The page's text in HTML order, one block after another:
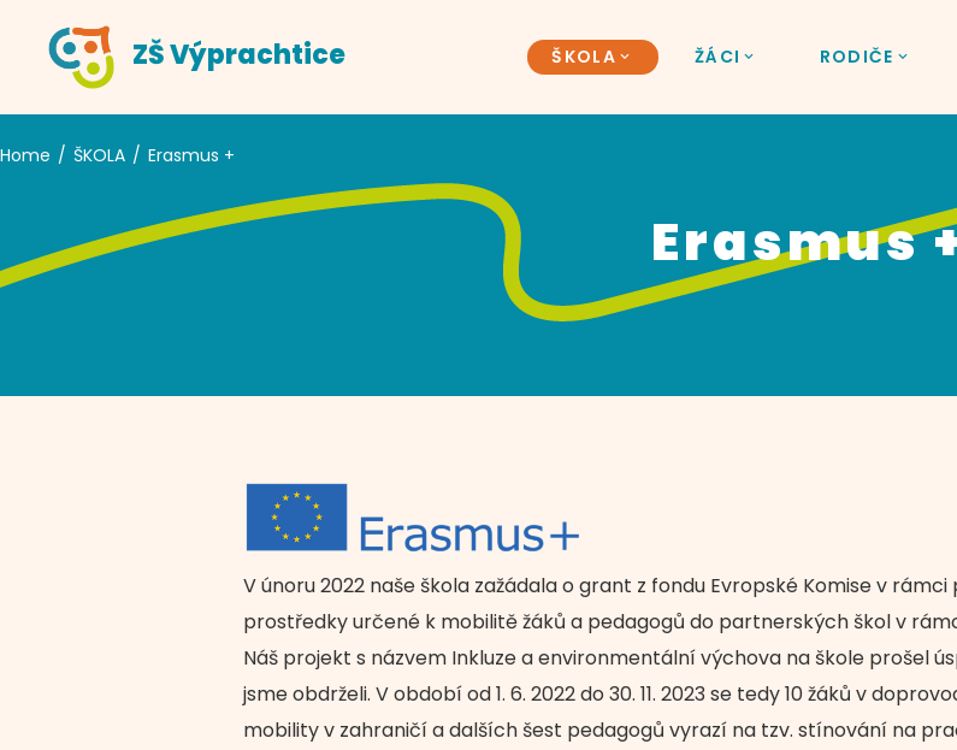
ZŠ Výprachtice ŠKOLA ŽÁCI RODIČE
Erasmus
Home ŠKOLA Erasmus +
V únoru 2022 naše škola zažádala o grant z fondu Evropské Komise v
prostředky určené k mobilitě žáků a pedagogů do partnerských škol v
Náš projekt s názvem Inkluze a environmentální výchova na škole prošel
jsme obdrželi. V období od 1. 6. 2022 do 30. 11. 2023 se tedy 10 žáků v
mobility v zahraničí a dalších šest pedagogů vyrazí na tzv. stínování na